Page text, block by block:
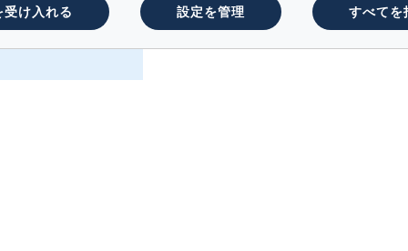
受け入れる 設定を管理 すべてを